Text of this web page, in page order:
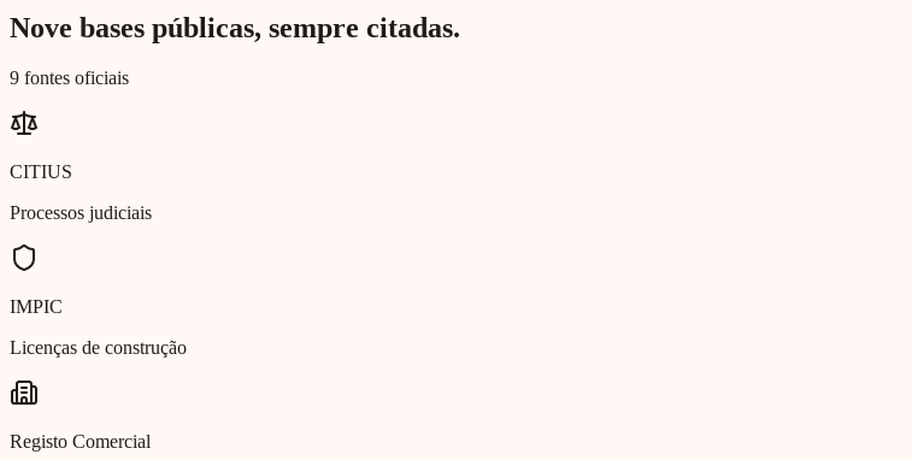
Nove bases públicas, sempre citadas.
9 fontes oficiais
CITIUS
Processos judiciais
IMPIC
Licenças de construção
Registo Comercial